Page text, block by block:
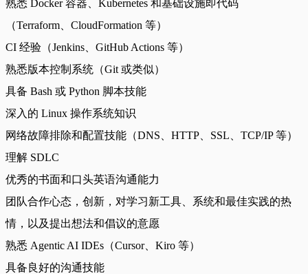
熟悉 Docker 容器、Kubernetes 和基础设施即代码
（Terraform、CloudFormation 等）
CI 经验（Jenkins、GitHub Actions 等）
熟悉版本控制系统（Git 或类似）
具备 Bash 或 Python 脚本技能
深入的 Linux 操作系统知识
网络故障排除和配置技能（DNS、HTTP、SSL、TCP/IP 等）
理解 SDLC
优秀的书面和口头英语沟通能力
团队合作心态，创新，对学习新工具、系统和最佳实践的热
情，以及提出想法和倡议的意愿
熟悉 Agentic AI IDEs（Cursor、Kiro 等）
具备良好的沟通技能